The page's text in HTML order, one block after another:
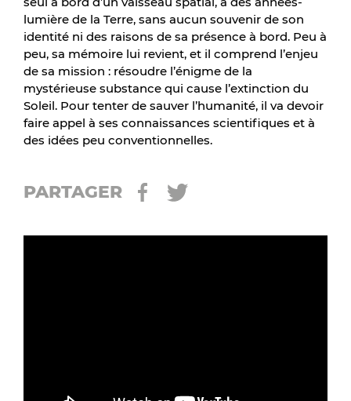
lumière de la Terre, sans aucun souvenir de son
identité ni des raisons de sa présence à bord. Peu à
peu, sa mémoire lui revient, et il comprend l’enjeu
de sa mission : résoudre l’énigme de la
mystérieuse substance qui cause l’extinction du
Soleil. Pour tenter de sauver l’humanité, il va devoir
faire appel à ses connaissances scientifiques et à
des idées peu conventionnelles.
PARTAGER